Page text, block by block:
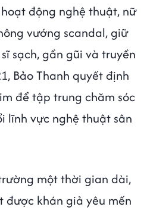
động nghệ thuật, nữ
vướng scandal, giữ
sạch, gần gũi và truyền
Bảo Thanh quyết định
để tập trung chăm sóc
lĩnh vực nghệ thuật sân
một thời gian dài,
khán giả yêu mến